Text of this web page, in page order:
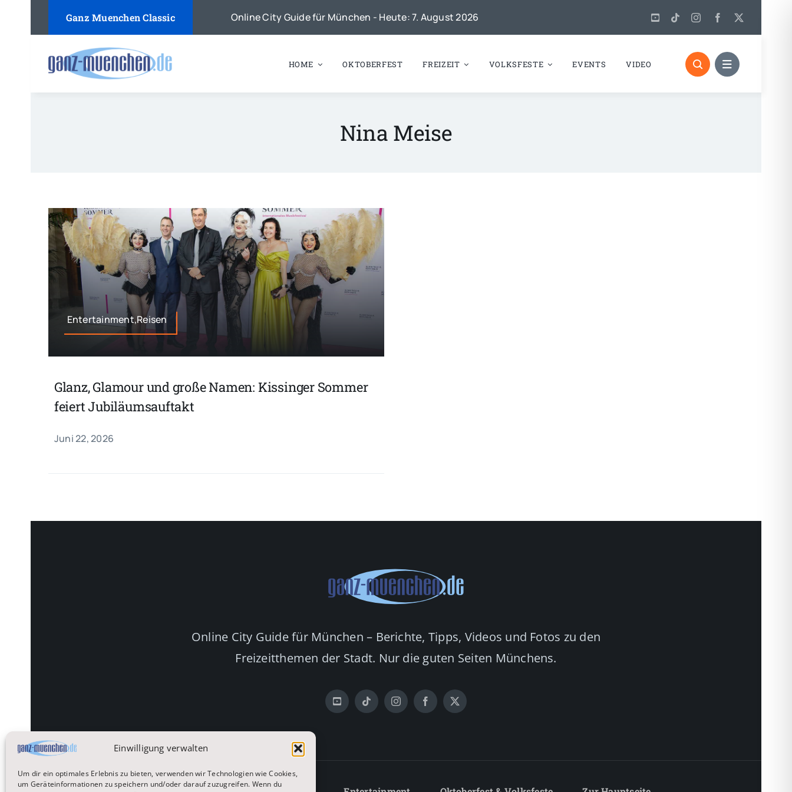
Einwilligung verwalten
Um dir ein optimales Erlebnis zu bieten, verwenden wir Technologien wie Cookies,
um Geräteinformationen zu speichern und/oder darauf zuzugreifen. Wenn du
Ganz Muenchen Classic Online City Guide für München - Heute: 7. August 2026
HOME OKTOBERFEST FREIZEIT VOLKSFESTE EVENTS VIDEO
Nina Meise
Entertainment,Reisen
Glanz, Glamour und große Namen: Kissinger Sommer
feiert Jubiläumsauftakt
Juni 22, 2026
Online City Guide für München – Berichte, Tipps, Videos und Fotos zu den
Freizeitthemen der Stadt. Nur die guten Seiten Münchens.